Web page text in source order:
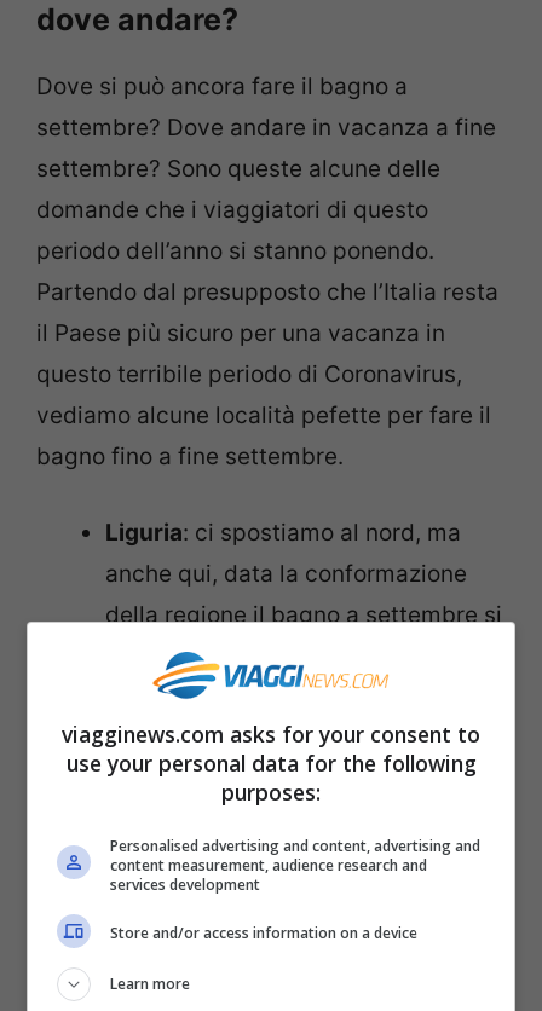
dove andare?
Dove si può ancora fare il bagno a
settembre? Dove andare in vacanza a fine
settembre? Sono queste alcune delle
domande che i viaggiatori di questo
periodo dell’anno si stanno ponendo.
Partendo dal presupposto che l’Italia resta
il Paese più sicuro per una vacanza in
questo terribile periodo di Coronavirus,
vediamo alcune località pefette per fare il
bagno fino a fine settembre.
Liguria: ci spostiamo al nord, ma
anche qui, data la conformazione
della regione il bagno a settembre si
può fare. Complice questa ondata di
caldo anomala, possiamo goderci
uno spettacolare periodo di vacanza
al mare e in spiaggia. Gli
primi di ottobre, quindi potreste
anche trovare una spiaggia
attrezzata. In alternativa, anche in
questo caso, ci sono calette e zone
viagginews.com asks for your consent to
use your personal data for the following
purposes:
Personalised advertising and content, advertising and
content measurement, audience research and
services development
Store and/or access information on a device
Learn more